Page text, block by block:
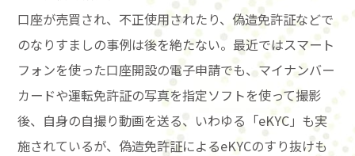
口座が売買され、不正使用されたり、偽造免許証などで
のなりすましの事例は後を絶たない。最近ではスマート
フォンを使った口座開設の電子申請でも、マイナンバー
カードや運転免許証の写真を指定ソフトを使って撮影
後、自身の自撮り動画を送る、いわゆる「eKYC」も実
施されているが、偽造免許証によるeKYCのすり抜けも